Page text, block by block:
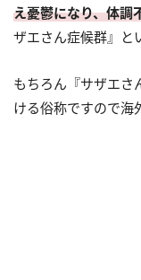
え憂鬱になり、体調
ザエさん症候群』と
もちろん『サザエさ
ける俗称ですので海